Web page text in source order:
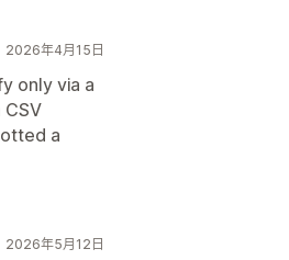
2026年4月15日
only via a
a
2026年5月12日